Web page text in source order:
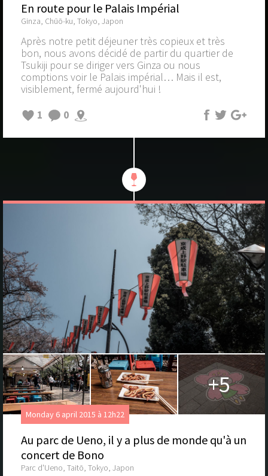
En route pour le Palais Impérial
Ginza, Chūō-ku, Tokyo, Japon
Après notre petit déjeuner très copieux et très
bon, nous avons décidé de partir du quartier de
Tsukiji pour se diriger vers Ginza ou nous
comptions voir le Palais impérial… Mais il est,
visiblement, fermé aujourd'hui !
1
0
+5
Monday 6 april 2015 à 12h22
Au parc de Ueno, il y a plus de monde qu'à un
concert de Bono
Parc d'Ueno, Taitō, Tokyo, Japon